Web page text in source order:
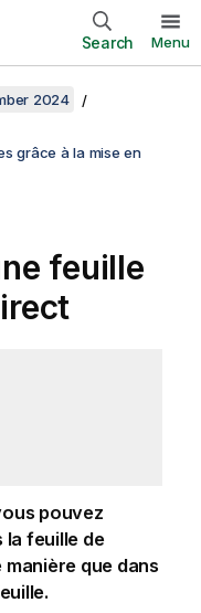
Search Menu
2024
grâce à la mise en
feuille
pouvez
feuille de
que dans